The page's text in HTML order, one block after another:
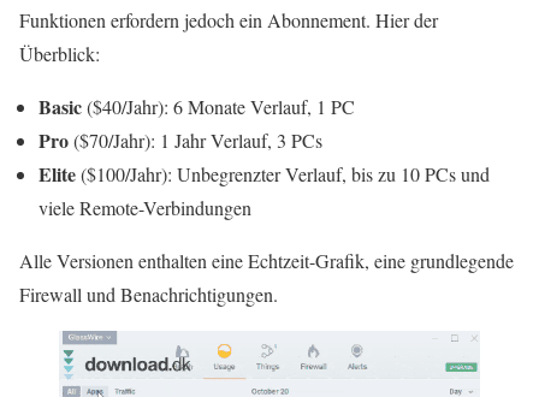
Funktionen erfordern jedoch ein Abonnement. Hier der
Überblick:
Basic($40/Jahr): 6 Monate Verlauf, 1 PC
Pro($70/Jahr): 1 Jahr Verlauf, 3 PCs
Elite($100/Jahr): Unbegrenzter Verlauf, bis zu 10 PCs und
viele Remote-Verbindungen
Alle Versionen enthalten eine Echtzeit-Grafik, eine grundlegende
Firewall und Benachrichtigungen.